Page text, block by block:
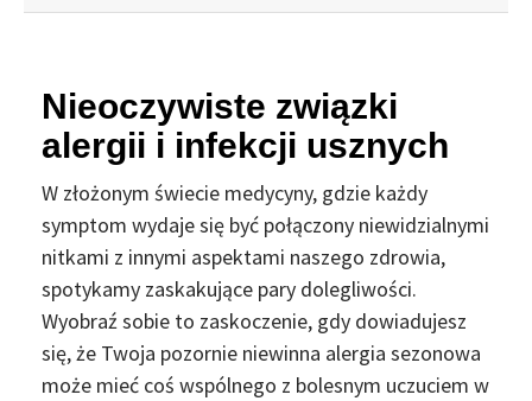
Nieoczywiste związki
alergii i infekcji usznych
W złożonym świecie medycyny, gdzie każdy
symptom wydaje się być połączony niewidzialnymi
nitkami z innymi aspektami naszego zdrowia,
spotykamy zaskakujące pary dolegliwości.
Wyobraź sobie to zaskoczenie, gdy dowiadujesz
się, że Twoja pozornie niewinna alergia sezonowa
może mieć coś wspólnego z bolesnym uczuciem w